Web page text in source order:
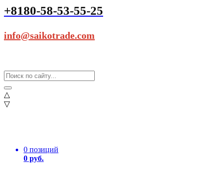
+8180-58-53-55-25
info@saikotrade.com
△
▽
0 позиций
0 руб.